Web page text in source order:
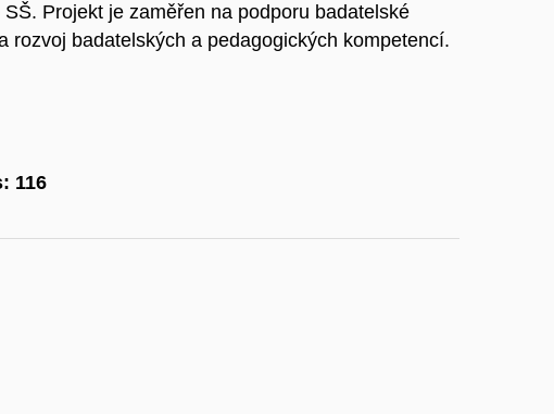
Projekt je zaměřen na podporu badatelské
rozvoj badatelských a pedagogických kompetencí.
116